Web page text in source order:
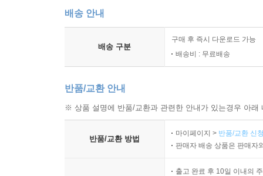
배송 안내
배송 구분
구매 후 즉시 다운로드 가능
배송비 : 무료배송
반품/교환 안내
※ 상품 설명에 반품/교환과 관련한 안내가 있는경우 아
반품/교환 방법
마이페이지 > 반품/교환 신
판매자 배송 상품은 판매자
출고 완료 후 10일 이내의